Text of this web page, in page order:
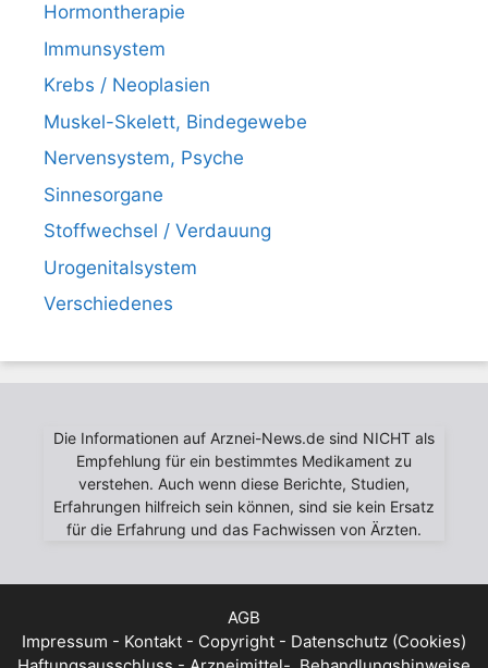
Hormontherapie
Immunsystem
Krebs / Neoplasien
Muskel-Skelett, Bindegewebe
Nervensystem, Psyche
Sinnesorgane
Stoffwechsel / Verdauung
Urogenitalsystem
Verschiedenes
Die Informationen auf Arznei-News.de sind NICHT als
Empfehlung für ein bestimmtes Medikament zu
verstehen. Auch wenn diese Berichte, Studien,
Erfahrungen hilfreich sein können, sind sie kein Ersatz
für die Erfahrung und das Fachwissen von Ärzten.
AGB
Impressum - Kontakt - Copyright - Datenschutz (Cookies)